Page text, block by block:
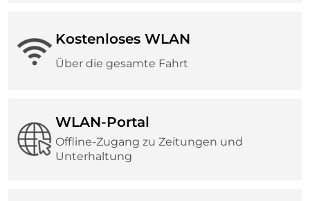
Kostenloses WLAN
Über die gesamte Fahrt
WLAN-Portal
Offline-Zugang zu Zeitungen und
Unterhaltung